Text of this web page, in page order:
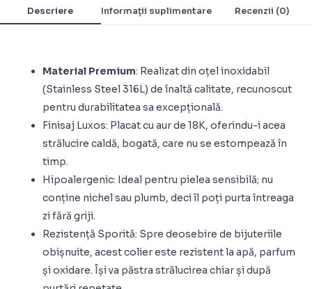
Descriere Informații suplimentare Recenzii (0)
Material Premium: Realizat din oțel inoxidabil
(Stainless Steel 316L) de înaltă calitate, recunoscut
pentru durabilitatea sa excepțională.
Finisaj Luxos: Placat cu aur de 18K, oferindu-i acea
strălucire caldă, bogată, care nu se estompează în
timp.
Hipoalergenic: Ideal pentru pielea sensibilă; nu
conține nichel sau plumb, deci îl poți purta întreaga
zi fără griji.
Rezistență Sporită: Spre deosebire de bijuteriile
obișnuite, acest colier este rezistent la apă, parfum
și oxidare. Își va păstra strălucirea chiar și după